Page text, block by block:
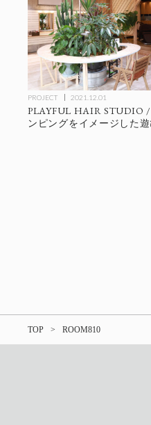
PROJECT 2021.12.01
PLAYFUL HAIR STUDIO
ンピングをイメージした
TOP ROOM810